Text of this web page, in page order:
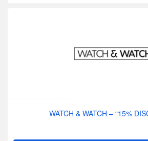
WATCH & WATCH – “15%